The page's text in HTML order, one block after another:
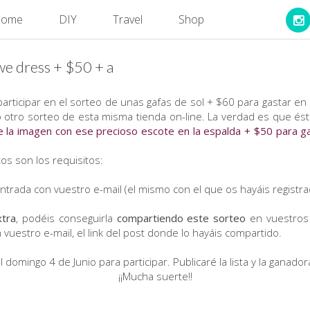
DIY Travel Shop
dress + $50 + a
en el sorteo de unas gafas de sol + $60 para gastar en
otro sorteo de esta misma tienda on-line. La verdad es que
la imagen con ese precioso escote en la espalda + $50 para
son los requisitos:
con vuestro e-mail (el mismo con el que os hayáis
, podéis conseguirla compartiendo este sorteo en
e-mail, el link del post donde lo hayáis compartido.
domingo 4 de Junio para participar. Publicaré la lista y la
¡¡Mucha suerte!!